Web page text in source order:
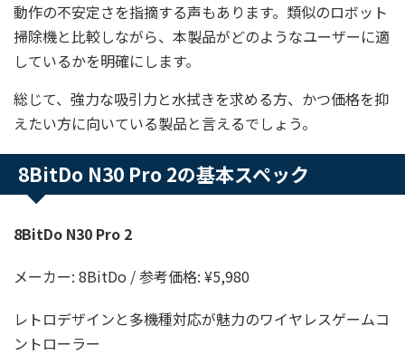
動作の不安定さを指摘する声もあります。類似のロボット
掃除機と比較しながら、本製品がどのようなユーザーに適
しているかを明確にします。
総じて、強力な吸引力と水拭きを求める方、かつ価格を抑
えたい方に向いている製品と言えるでしょう。
8BitDo N30 Pro 2の基本スペック
8BitDo N30 Pro 2
メーカー: 8BitDo / 参考価格: ¥5,980
レトロデザインと多機種対応が魅力のワイヤレスゲームコ
ントローラー